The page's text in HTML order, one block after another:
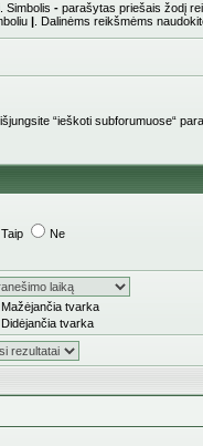
Simbolis - parašytas priešais žodį
| . Dalinėms reikšmėms
“ieškoti subforumuose“
Taip Ne
Mažėjančia tvarka
Didėjančia tvarka